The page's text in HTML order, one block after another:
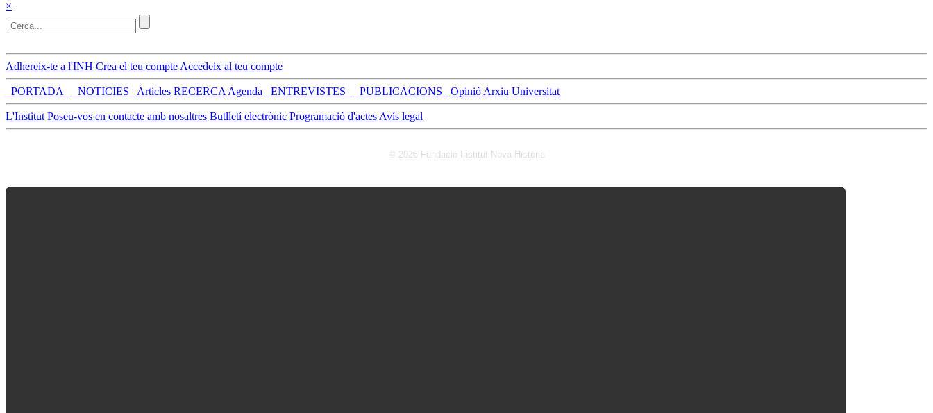
×
Adhereix-te a l'INH Crea el teu compte Accedeix al teu compte
_PORTADA_ _NOTICIES_ Articles RECERCA Agenda _ENTREVISTES_ _PUBLICACIONS_ Opinió Arxiu Universitat
L'Institut Poseu-vos en contacte amb nosaltres Butlletí electrònic Programació d'actes Avís legal
© 2026 Fundació Institut Nova Història